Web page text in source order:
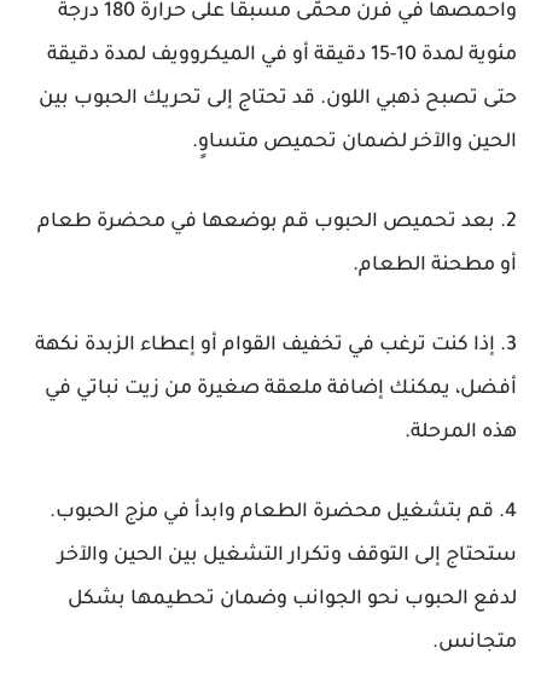
واحمصها في فرن محمّى مسبقًا على حرارة 180 درجة
مئوية لمدة 10-15 دقيقة أو في الميكروويف لمدة دقيقة
حتى تصبح ذهبي اللون. قد تحتاج إلى تحريك الحبوب بين
الحين والآخر لضمان تحميص متساوٍ.
2. بعد تحميص الحبوب قم بوضعها في محضرة طعام
أو مطحنة الطعام.
3. إذا كنت ترغب في تخفيف القوام أو إعطاء الزبدة نكهة
أفضل، يمكنك إضافة ملعقة صغيرة من زيت نباتي في
هذه المرحلة.
4. قم بتشغيل محضرة الطعام وابدأ في مزج الحبوب.
ستحتاج إلى التوقف وتكرار التشغيل بين الحين والآخر
لدفع الحبوب نحو الجوانب وضمان تحطيمها بشكل
متجانس.